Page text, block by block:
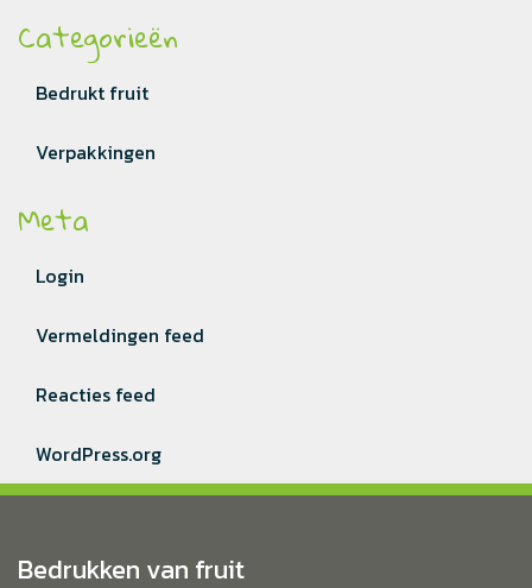
Categorieën
Bedrukt fruit
Verpakkingen
Meta
Login
Vermeldingen feed
Reacties feed
WordPress.org
Bedrukken van fruit